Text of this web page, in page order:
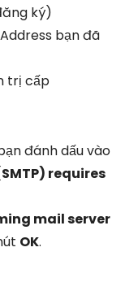
ký)
bạn đã
trị cấp
đánh dấu vào
requires
mail server
OK.